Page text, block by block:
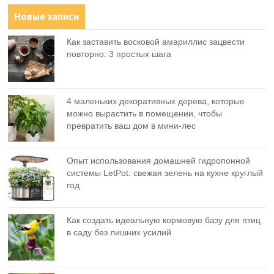
Новые записи
Как заставить восковой амариллис зацвести
повторно: 3 простых шага
4 маленьких декоративных дерева, которые
можно вырастить в помещении, чтобы
превратить ваш дом в мини-лес
Опыт использования домашней гидропонной
системы LetPot: свежая зелень на кухне круглый
год
Как создать идеальную кормовую базу для птиц
в саду без лишних усилий